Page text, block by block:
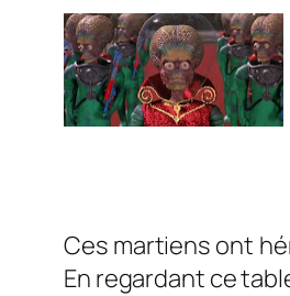
Ces martiens ont
En regardant ce